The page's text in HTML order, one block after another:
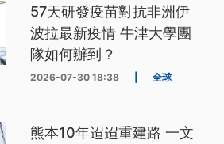
57天研發疫苗對抗非洲伊
波拉最新疫情 牛津大學團
隊如何辦到？
2026-07-30 18:38 全球
熊本10年迢迢重建路 一文